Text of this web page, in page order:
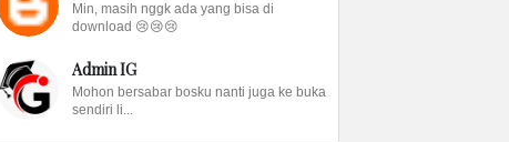
Min, masih nggk ada yang bisa di
download 😢😢😢
Admin IG
Mohon bersabar bosku nanti juga ke buka
sendiri li...